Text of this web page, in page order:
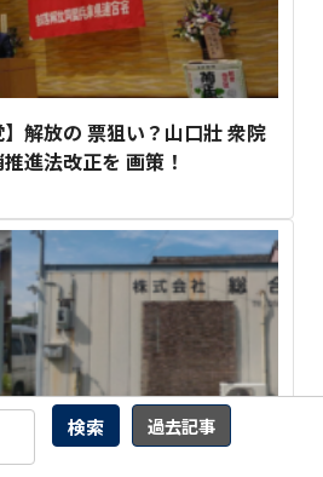
検索 過去記事
】解放の 票狙い？山口壯 衆院
進法改正を 画策！
した連合赤軍の黒幕・川島豪